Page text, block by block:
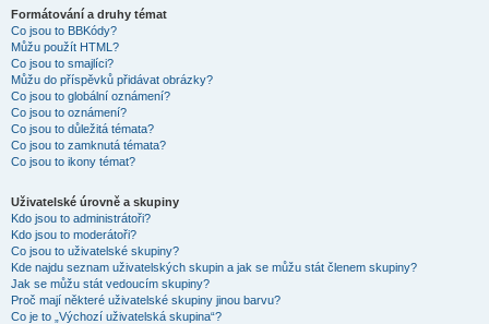
Formátování a druhy témat
Co jsou to BBKódy?
Můžu použít HTML?
Co jsou to smajlíci?
Můžu do příspěvků přidávat obrázky?
Co jsou to globální oznámení?
Co jsou to oznámení?
Co jsou to důležitá témata?
Co jsou to zamknutá témata?
Co jsou to ikony témat?
Uživatelské úrovně a skupiny
Kdo jsou to administrátoři?
Kdo jsou to moderátoři?
Co jsou to uživatelské skupiny?
Kde najdu seznam uživatelských skupin a jak se můžu stát členem skupiny?
Jak se můžu stát vedoucím skupiny?
Proč mají některé uživatelské skupiny jinou barvu?
Co je to „Výchozí uživatelská skupina“?